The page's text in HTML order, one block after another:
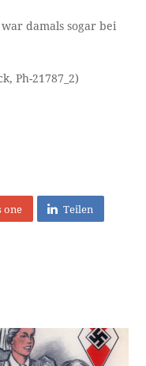
damals sogar bei
Ph-21787_2)
one Teilen